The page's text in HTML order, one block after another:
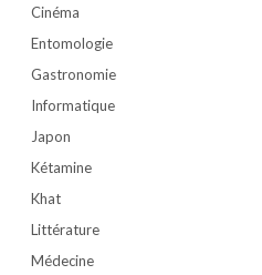
Cinéma
Entomologie
Gastronomie
Informatique
Japon
Kétamine
Khat
Littérature
Médecine